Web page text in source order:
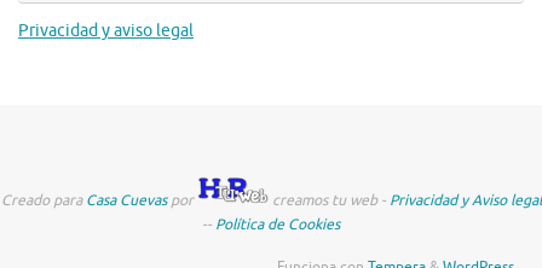
Privacidad y aviso legal
Creado paraCasa Cuevaspor creamos tu web - Privacidad y Aviso legal
-- Política de Cookies